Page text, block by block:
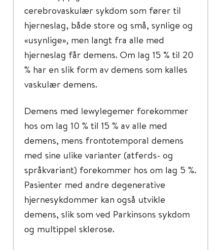
cerebrovaskulær sykdom som fører til
hjerneslag, både store og små, synlige og
«usynlige», men langt fra alle med
hjerneslag får demens. Om lag 15 % til 20
% har en slik form av demens som kalles
vaskulær demens.
Demens med lewylegemer forekommer
hos om lag 10 % til 15 % av alle med
demens, mens frontotemporal demens
med sine ulike varianter (atferds- og
språkvariant) forekommer hos om lag 5 %.
Pasienter med andre degenerative
hjernesykdommer kan også utvikle
demens, slik som ved Parkinsons sykdom
og multippel sklerose.